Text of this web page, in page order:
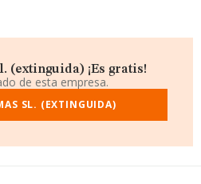
(extinguida) ¡Es gratis!
de esta empresa.
SL. (EXTINGUIDA)